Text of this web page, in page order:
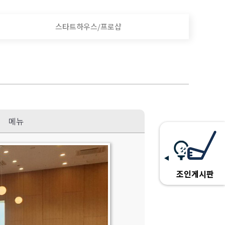
조인게시판
스타트하우스/프로샵
메뉴